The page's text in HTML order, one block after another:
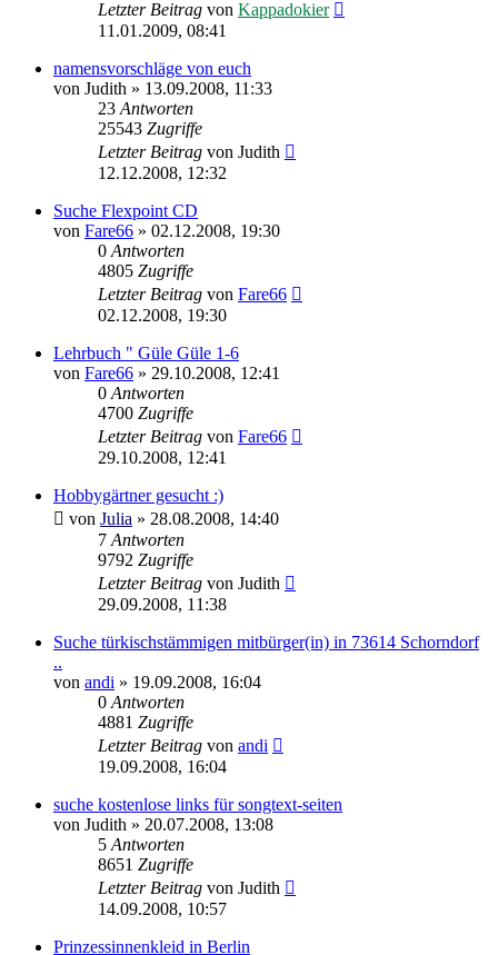
Letzter Beitrag von Kappadokier
11.01.2009, 08:41
namensvorschläge von euch
von Judith » 13.09.2008, 11:33
23 Antworten
25543 Zugriffe
Letzter Beitrag von Judith
12.12.2008, 12:32
Suche Flexpoint CD
von Fare66 » 02.12.2008, 19:30
0 Antworten
4805 Zugriffe
Letzter Beitrag von Fare66
02.12.2008, 19:30
Lehrbuch " Güle Güle 1-6
von Fare66 » 29.10.2008, 12:41
0 Antworten
4700 Zugriffe
Letzter Beitrag von Fare66
29.10.2008, 12:41
Hobbygärtner gesucht :)
von Julia » 28.08.2008, 14:40
7 Antworten
9792 Zugriffe
Letzter Beitrag von Judith
29.09.2008, 11:38
Suche türkischstämmigen mitbürger(in) in 73614 Schorndorf
..
von andi » 19.09.2008, 16:04
0 Antworten
4881 Zugriffe
Letzter Beitrag von andi
19.09.2008, 16:04
suche kostenlose links für songtext-seiten
von Judith » 20.07.2008, 13:08
5 Antworten
8651 Zugriffe
Letzter Beitrag von Judith
14.09.2008, 10:57
Prinzessinnenkleid in Berlin